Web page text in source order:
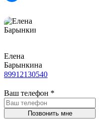
Елена
Барынкина
89912130540
Ваш телефон *